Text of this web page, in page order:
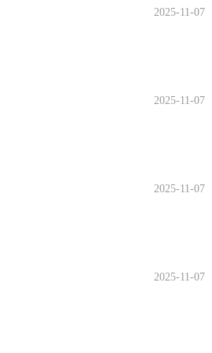
2025-11-07
2025-11-07
2025-11-07
2025-11-07